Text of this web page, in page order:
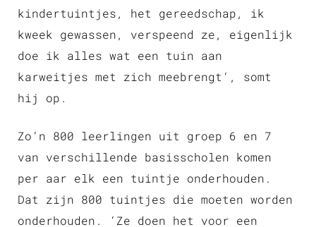
kindertuintjes, het gereedschap, ik
kweek gewassen, verspeend ze, eigenlijk
doe ik alles wat een tuin aan
karweitjes met zich meebrengt’, somt
hij op.
Zo’n 800 leerlingen uit groep 6 en 7
van verschillende basisscholen komen
per aar elk een tuintje onderhouden.
Dat zijn 800 tuintjes die moeten worden
onderhouden. ‘Ze doen het voor een